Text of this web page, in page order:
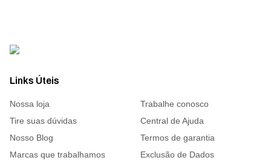
Links Úteis
Nossa loja
Trabalhe conosco
Tire suas dúvidas
Central de Ajuda
Nosso Blog
Termos de garantia
Marcas que trabalhamos
Exclusão de Dados